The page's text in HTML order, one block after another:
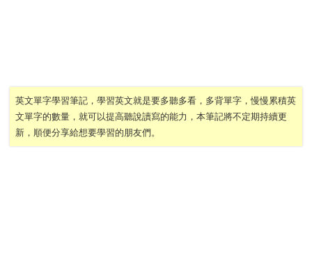
英文單字學習筆記，學習英文就是要多聽多看，多背單字，慢慢累積英
文單字的數量，就可以提高聽說讀寫的能力，本筆記將不定期持續更
新，順便分享給想要學習的朋友們。